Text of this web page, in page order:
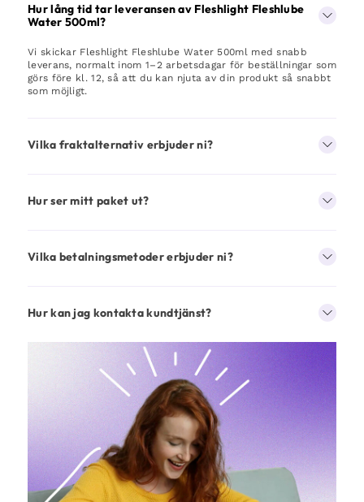
Hur lång tid tar leveransen av Fleshlight Fleshlube
Water 500ml?
Vi skickar Fleshlight Fleshlube Water 500ml med snabb
leverans, normalt inom 1–2 arbetsdagar för beställningar som
görs före kl. 12, så att du kan njuta av din produkt så snabbt
som möjligt.
Vilka fraktalternativ erbjuder ni?
Hur ser mitt paket ut?
Vilka betalningsmetoder erbjuder ni?
Hur kan jag kontakta kundtjänst?